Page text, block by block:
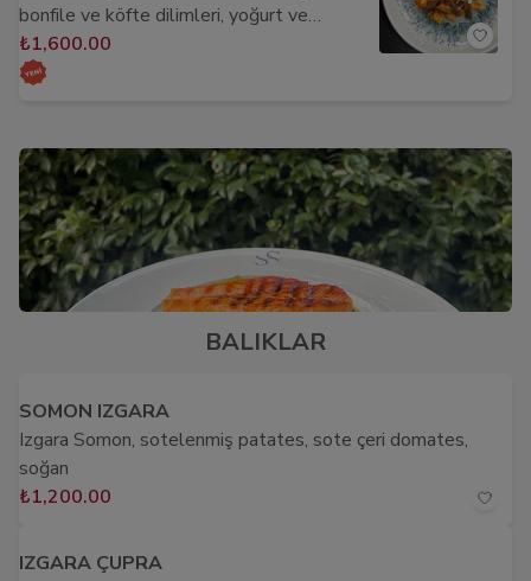
bonfile ve köfte dilimleri, yoğurt ve
domates sos ile
₺1,600.00
BALIKLAR
SOMON IZGARA
Izgara Somon, sotelenmiş patates, sote çeri domates,
soğan
₺1,200.00
IZGARA ÇUPRA